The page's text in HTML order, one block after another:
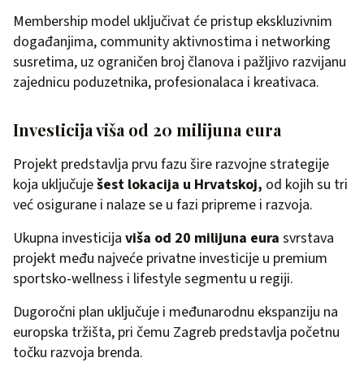
Membership model uključivat će pristup ekskluzivnim
događanjima, community aktivnostima i networking
susretima, uz ograničen broj članova i pažljivo razvijanu
zajednicu poduzetnika, profesionalaca i kreativaca.
Investicija viša od 20 milijuna eura
Projekt predstavlja prvu fazu šire razvojne strategije
koja uključuješest lokacija u Hrvatskoj, od kojih su tri
već osigurane i nalaze se u fazi pripreme i razvoja.
Ukupna investicija viša od 20 milijuna eura svrstava
projekt među najveće privatne investicije u premium
sportsko-wellness i lifestyle segmentu u regiji.
Dugoročni plan uključuje i međunarodnu ekspanziju na
europska tržišta, pri čemu Zagreb predstavlja početnu
točku razvoja brenda.